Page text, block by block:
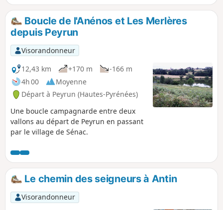
Boucle de l'Anénos et Les Merlères
depuis Peyrun
Visorandonneur
12,43 km
+170 m
-166 m
4h 00
Moyenne
Départ à Peyrun (Hautes-Pyrénées)
Une boucle campagnarde entre deux
vallons au départ de Peyrun en passant
par le village de Sénac.
Le chemin des seigneurs à Antin
Visorandonneur